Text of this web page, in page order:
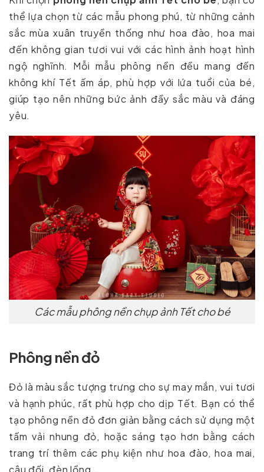
thể lựa chọn từ các mẫu phong phú, từ những cảnh
sắc mùa xuân truyền thống như hoa đào, hoa mai
đến không gian tươi vui với các hình ảnh hoạt hình
ngộ nghĩnh. Mỗi mẫu phông nền đều mang đến
không khí Tết ấm áp, phù hợp với lứa tuổi của bé,
giúp tạo nên những bức ảnh đầy sắc màu và đáng
yêu.
Các mẫu phông nền chụp ảnh Tết cho bé
Phông nền đỏ
Đỏ là màu sắc tượng trưng cho sự may mắn, vui tươi
và hạnh phúc, rất phù hợp cho dịp Tết. Bạn có thể
tạo phông nền đỏ đơn giản bằng cách sử dụng một
tấm vải nhung đỏ, hoặc sáng tạo hơn bằng cách
trang trí thêm các phụ kiện như hoa đào, hoa mai,
câu đối, đèn lồng,…